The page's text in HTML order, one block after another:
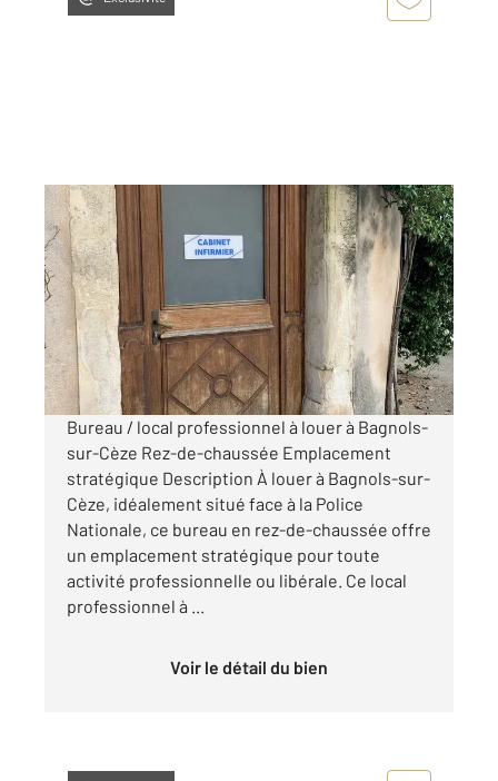
BAGNOLS SUR CEZE 30
20 m2, 2 pièces
Ref : 8990
Appartement à louer
335 €
par mois charges comprises
Bureau / local professionnel à louer à Bagnols-
sur-Cèze Rez-de-chaussée Emplacement
stratégique Description À louer à Bagnols-sur-
Cèze, idéalement situé face à la Police
Nationale, ce bureau en rez-de-chaussée offre
un emplacement stratégique pour toute
activité professionnelle ou libérale. Ce local
professionnel à ...
Voir le détail du bien